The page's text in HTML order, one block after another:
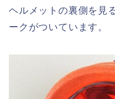
ヘルメットの裏側を見
ークがついています。